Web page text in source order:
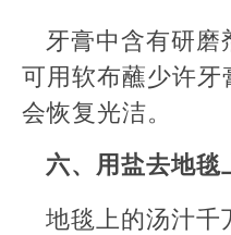
牙膏中含有研磨
可用软布蘸少许
会恢复光洁。
六、用盐去地毯
地毯上的汤汁千